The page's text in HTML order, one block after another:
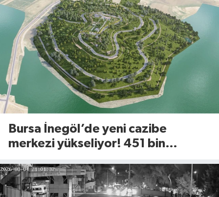
Bursa İnegöl’de yeni cazibe
merkezi yükseliyor! 451 bin
geri sayım başladı